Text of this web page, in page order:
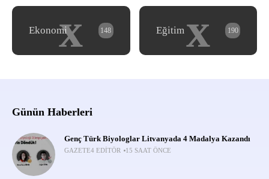
x
Ekonomi 148 x
Eğitim 190
Günün Haberleri
Genç Türk Biyologlar Litvanyada 4 Madalya Kazandı
GAZETE4 EDITÖR 15 SAAT ÖNCE